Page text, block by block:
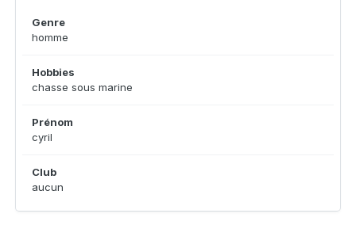
Genre
homme
Hobbies
chasse sous marine
Prénom
cyril
Club
aucun